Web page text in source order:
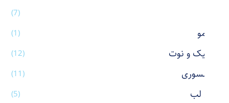
(7)
اتو مو (1)
استیک و نوت (12)
اکسسوری (11)
بالم لب (5)